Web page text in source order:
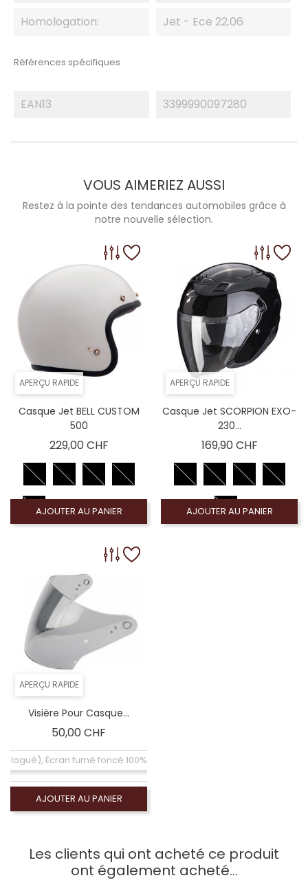
Homologation: Jet - Ece 22.06
Références spécifiques
EAN13 3399990097280
VOUS AIMERIEZ AUSSI
Restez à la pointe des tendances automobiles grâce à
notre nouvelle sélection.
APERÇU RAPIDE
Casque Jet BELL CUSTOM
500
229,00 CHFPrix
AJOUTER AU PANIER
APERÇU RAPIDE
Casque Jet SCORPION EXO-
230...
169,90 CHFPrix
AJOUTER AU PANIER
APERÇU RAPIDE
Visière Pour Casque...
50,00 CHF
Écran fumé foncé 100% (non homologué)
Écran miroir bleu (non homologué)
Écran miroir or (non homologué)
AJOUTER AU PANIER
Les clients qui ont acheté ce produit
ont également acheté...